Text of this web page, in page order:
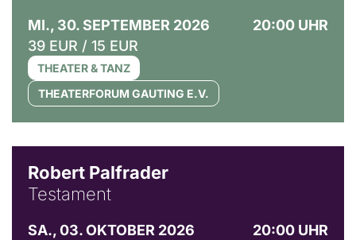
MI., 30. SEPTEMBER 2026
20:00 UHR
39 EUR / 15 EUR
THEATER & TANZ
THEATERFORUM GAUTING E.V.
Robert Palfrader
Testament
SA., 03. OKTOBER 2026
20:00 UHR